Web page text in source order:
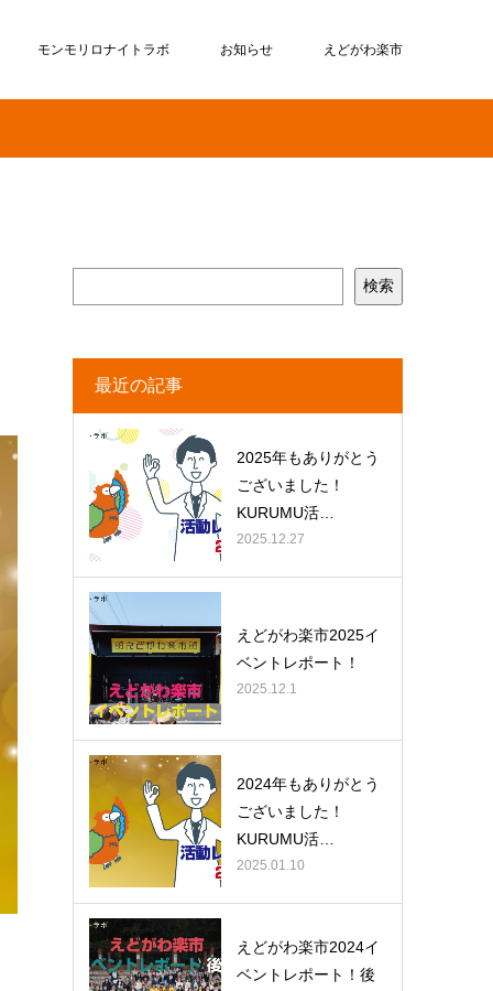
モンモリロナイトラボ お知らせ えどがわ楽市
検索
最近の記事
2025年もありがとう
ございました！
KURUMU活…
2025.12.27
えどがわ楽市2025イ
ベントレポート！
2025.12.1
2024年もありがとう
ございました！
KURUMU活…
2025.01.10
えどがわ楽市2024イ
ベントレポート！後